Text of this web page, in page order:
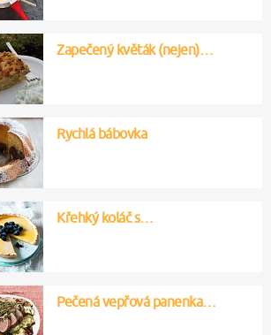
Zapečený květák (nejen)…
Rychlá bábovka
Pečená vepřová panenka…
Křehký koláč s…